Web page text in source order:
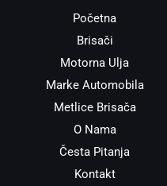
Početna
Brisači
Motorna Ulja
Marke Automobila
Metlice Brisača
O Nama
Česta Pitanja
Kontakt